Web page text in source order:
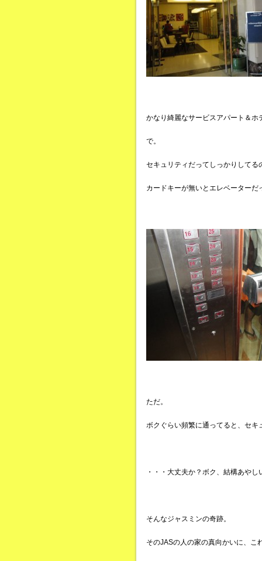
かなり綺麗なサービスアパート＆ホ
で。
セキュリティだってしっかりしてる
カードキーが無いとエレベーターだ
ただ。
ボクぐらい頻繁に通ってると、セ
・・・大丈夫か？ボク、結構あやし
そんなジャスミンの奇跡。
そのJASの人の家の真向かいに、こ